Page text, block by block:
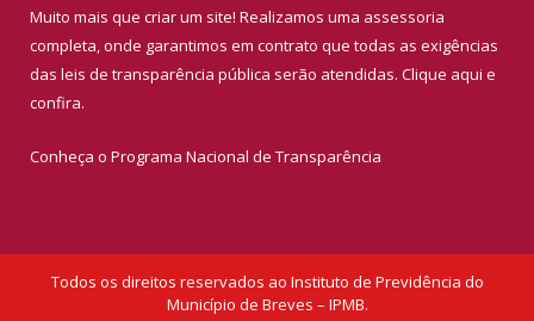
Muito mais que criar um site! Realizamos uma assessoria
completa, onde garantimos em contrato que todas as exigências
das leis de transparência pública serão atendidas. Clique aqui e
confira.
Conheça o Programa Nacional de Transparência
Todos os direitos reservados ao Instituto de Previdência do
Município de Breves – IPMB.